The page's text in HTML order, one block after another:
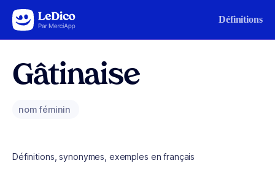
Aller au contenu Définitions
Gâtinaise
nom féminin
Définitions, synonymes, exemples en français